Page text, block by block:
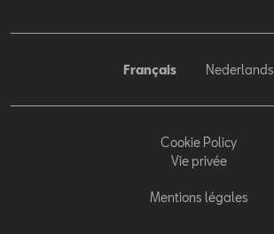
Mentions légales
Cookie Policy
Vie privée
Français Nederlands